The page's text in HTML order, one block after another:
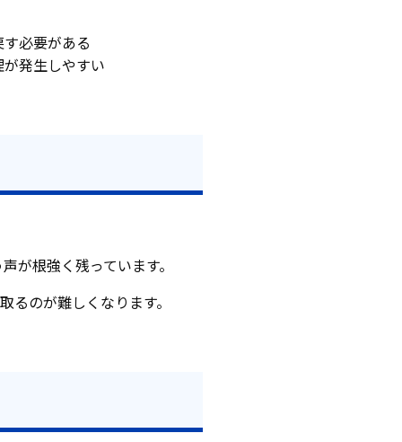
必要がある
発生しやすい
が根強く残っています。
のが難しくなります。